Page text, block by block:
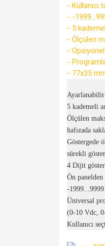
- Kullanıcı
- -
- 5
- Ölçülen
- Opsiyonel
-
- 77x35
5 kademeli
Ölçülen
hafızada
Göstergede
sürekli
4 Dijit
Ön
-1999...9999
Üniversal
(0-10 Vdc,
Kullanıcı